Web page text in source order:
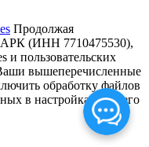
Продолжая
(ИНН 7710475530),
и пользовательских
вышеперечисленные
обработку файлов
в настройках Вашего